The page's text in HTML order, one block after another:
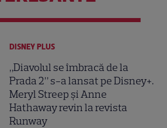
DISNEY PLUS
„Diavolul se îmbracă de la
Prada 2” s-a lansat pe Disney+.
Meryl Streep și Anne
Hathaway revin la revista
Runway